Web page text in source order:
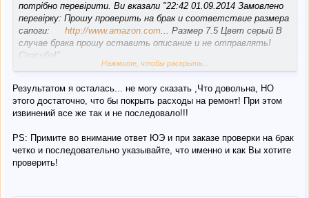
потрібно перевірити. Ви вказали "22:42 01.09.2014 Замовлено
перевірку: Прошу проверить на брак и соответствие размера
сапоги:
http://www.amazon.com... Размер 7.5 Цвет серый В
случае брака прошу оставить описание и не отправлять!
Спасибо!".
Згідно Вашого повідомлення було перевірено колір та розмір.
умови перевірки.
Те що незначне пошкодження на взутті було - це не є помилка
компанії. Дане пошкодження не так просто було побачити при
перевірити хутро. Саме щоб уникнути таких випадків нами
було описано що обовязково треба прописувати що саме Ви
хочете щоб ми перевірили на брак.
Нажмите, чтобы раскрыть...
Результатом я осталась... не могу сказать ,Что довольна, НО
этого достаточно, что бы покрыть расходы на ремонт! При этом
извинений все же так и не последовало!!!
PS: Примите во внимание ответ ЮЭ и при заказе проверки на брак
четко и последовательно указывайте, что именно и как Вы хотите
проверить!